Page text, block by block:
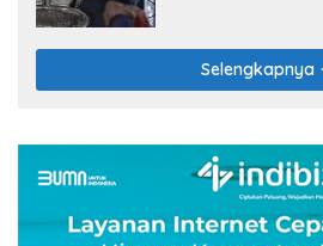
Selengkapnya